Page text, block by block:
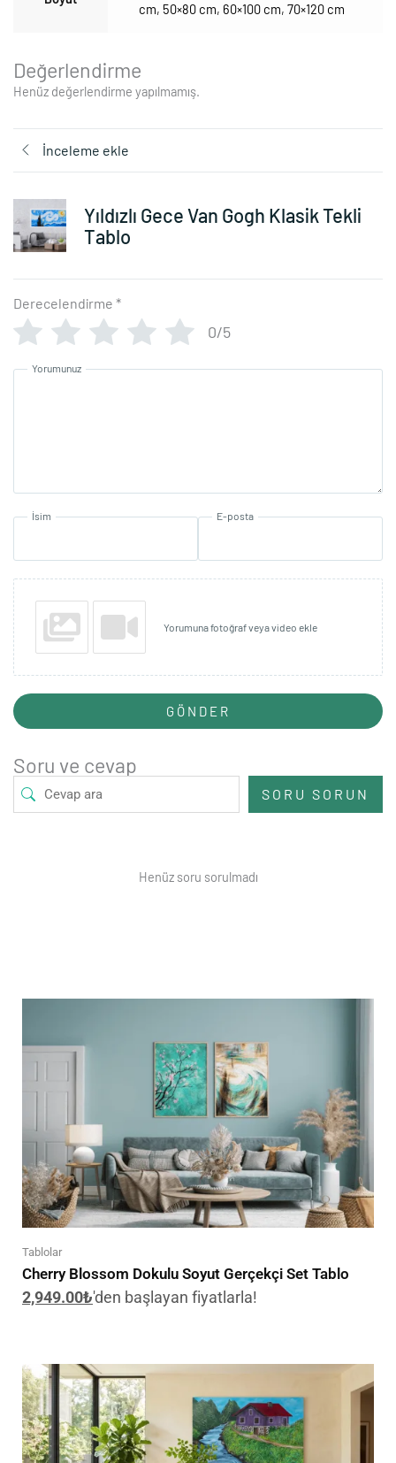
cm, 50×80 cm, 60×100 cm, 70×120 cm
Değerlendirme
Henüz değerlendirme yapılmamış.
İnceleme ekle
Yıldızlı Gece Van Gogh Klasik Tekli
Tablo
Derecelendirme *
0/5
Yorumunuz
İsim E-posta
Yorumuna fotoğraf veya video ekle
GÖNDER
Soru ve cevap
SORU SORUN
Henüz soru sorulmadı
Tablolar
Cherry Blossom Dokulu Soyut Gerçekçi Set Tablo
2,949.00₺'den başlayan fiyatlarla!